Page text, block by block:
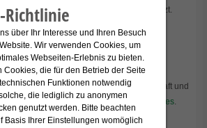
am Standort genutzt.
Aerobe In-Situ-Stabilisierung der Deponie
01.12.2022 bis 30.04.2025
vom Bundesministerium für Wirtschaft und
Beschlusses des Deutschen Bundestages.
Richtlinie
über Ihr Interesse und Ihren Besuch
Wir verwenden Cookies, um
Webseiten-Erlebnis zu bieten.
Cookies, die für den Betrieb der Seite
Funktionen notwendig
die lediglich zu anonymen
genutzt werden. Bitte beachten
Basis Ihrer Einstellungen womöglich